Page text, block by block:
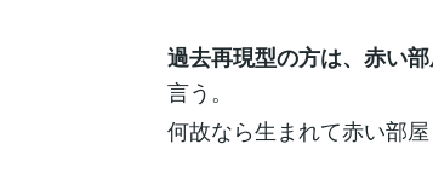
過去再現型の方は、赤い
言う。
何故なら生まれて赤い部